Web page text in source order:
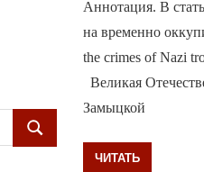
Аннотация. В
на временно
the crimes of Nazi
Великая
Замыцкой
ЧИТАТЬ
ПОИСК